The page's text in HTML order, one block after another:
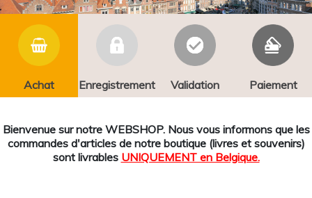
Achat Enregistrement Validation Paiement
Bienvenue sur notre WEBSHOP. Nous vous informons que les
commandes d'articles de notre boutique (livres et souvenirs)
sont livrables UNIQUEMENT en Belgique.